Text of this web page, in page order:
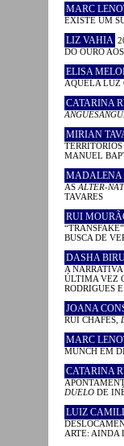
MARC
EXISTE UM
LIZ VAHIA
DO OURO
ELISA
AQUELA LUZ
CATARINA
MIRIAN
MANUEL
MADALENA
AS ALTER-
TAVARES
RUI
BUSCA DE
DASHA
A
ÚLTIMA VEZ
RODRIGUES
JOANA
RUI CHAFES,
MARC
MUNCH EM
CATARINA
DUELO DE
LUIZ
ARTE: AINDA